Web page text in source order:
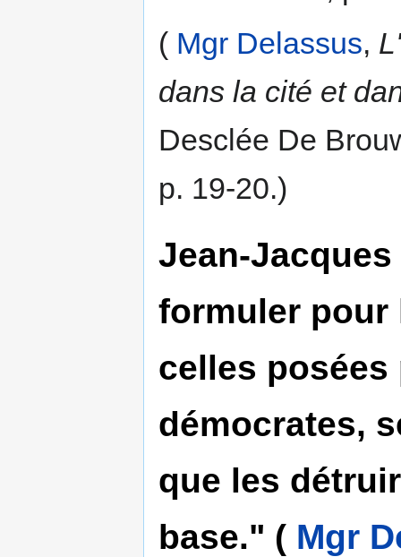
( Mgr Delassus,
dans la cité et
Desclée De
p. 19-20.)
Jean-Jacques
formuler pour
celles posées
démocrates,
que les
base." ( Mgr